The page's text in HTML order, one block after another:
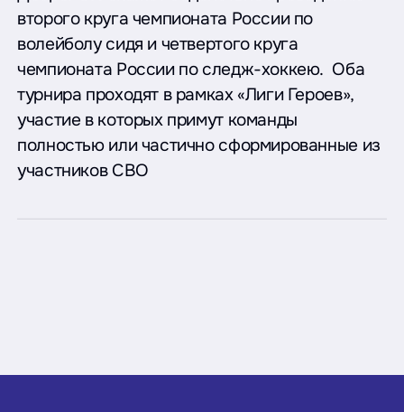
второго круга чемпионата России по
волейболу сидя и четвертого круга
чемпионата России по следж-хоккею. Оба
турнира проходят в рамках «Лиги Героев»,
участие в которых примут команды
полностью или частично сформированные из
участников СВО